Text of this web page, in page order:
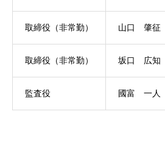
取締役（非常勤） 山口 肇征
取締役（非常勤） 坂口 広知
監査役 國富 一人